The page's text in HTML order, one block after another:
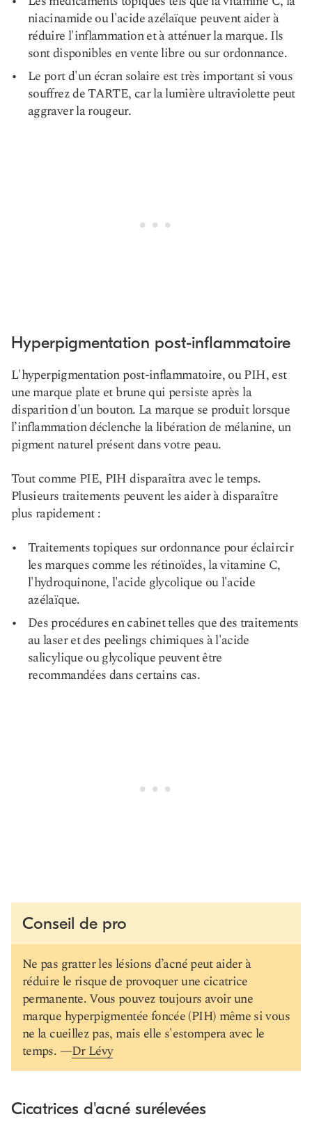
niacinamide ou l'acide azélaïque peuvent aider à
réduire l'inflammation et à atténuer la marque. Ils
sont disponibles en vente libre ou sur ordonnance.
Le port d'un écran solaire est très important si vous
souffrez de TARTE, car la lumière ultraviolette peut
aggraver la rougeur.
Hyperpigmentation post-inflammatoire
L'hyperpigmentation post-inflammatoire, ou PIH, est
une marque plate et brune qui persiste après la
disparition d'un bouton. La marque se produit lorsque
l’inflammation déclenche la libération de mélanine, un
pigment naturel présent dans votre peau.
Tout comme PIE, PIH disparaîtra avec le temps.
Plusieurs traitements peuvent les aider à disparaître
plus rapidement :
Traitements topiques sur ordonnance pour éclaircir
les marques comme les rétinoïdes, la vitamine C,
l'hydroquinone, l'acide glycolique ou l'acide
azélaïque.
Des procédures en cabinet telles que des traitements
au laser et des peelings chimiques à l'acide
salicylique ou glycolique peuvent être
recommandées dans certains cas.
Conseil de pro
Ne pas gratter les lésions d’acné peut aider à
réduire le risque de provoquer une cicatrice
permanente. Vous pouvez toujours avoir une
marque hyperpigmentée foncée (PIH) même si vous
ne la cueillez pas, mais elle s'estompera avec le
temps. —Dr Lévy
Cicatrices d'acné surélevées